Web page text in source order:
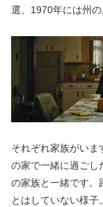
選、1970年には州
それぞれ家族がいま
の家で一緒に過ごし
の家族と一緒です。
とはしていない様子。